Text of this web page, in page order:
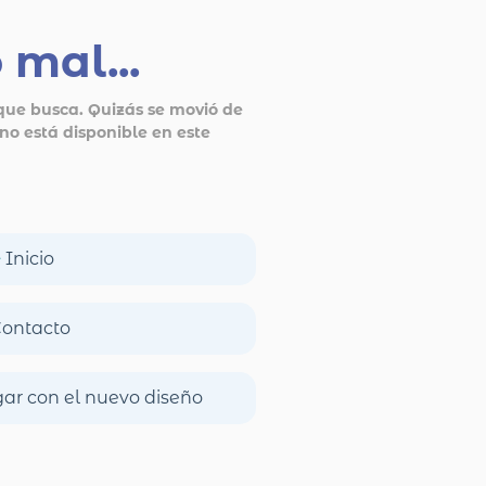
busca. Quizás se movió de
está disponible en este
Inicio
con el nuevo diseño